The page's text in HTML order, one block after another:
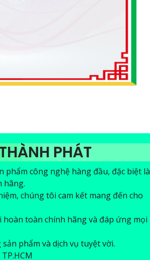
PHÁT
phẩm công nghệ hàng đầu, đặc biệt là
hãng.
chúng tôi cam kết mang đến cho
toàn chính hãng và đáp ứng mọi
phẩm và dịch vụ tuyệt vời.